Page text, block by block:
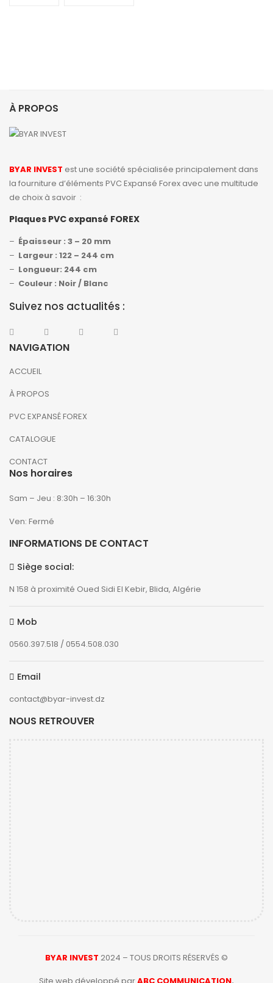
À PROPOS
BYAR INVEST est une société spécialisée principalement dans
la fourniture d’éléments PVC Expansé Forex avec une multitude
de choix à savoir :
Plaques PVC expansé FOREX
– Épaisseur : 3 – 20 mm
– Largeur : 122 – 244 cm
– Longueur: 244 cm
– Couleur : Noir / Blanc
Suivez nos actualités :
NAVIGATION
ACCUEIL
À PROPOS
PVC EXPANSÉ FOREX
CATALOGUE
CONTACT
Nos horaires
Sam – Jeu : 8:30h – 16:30h
Ven: Fermé
INFORMATIONS DE CONTACT
Siège social:
N 158 à proximité Oued Sidi El Kebir, Blida, Algérie
Mob
0560.397.518 / 0554.508.030
Email
contact@byar-invest.dz
NOUS RETROUVER
BYAR INVEST 2024 – TOUS DROITS RÉSERVÉS ©